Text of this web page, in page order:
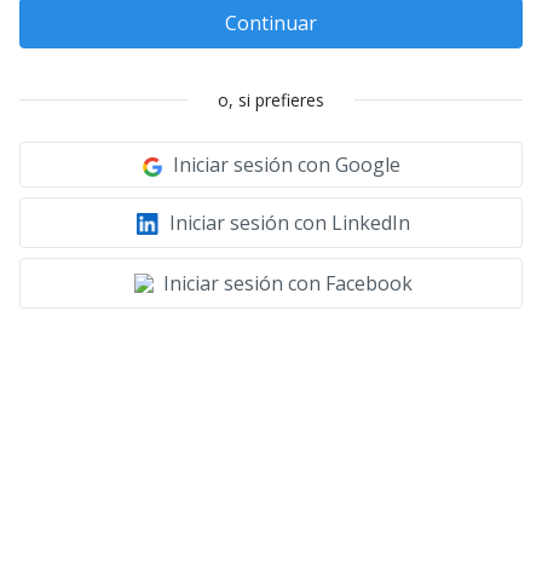
Continuar
o, si prefieres
Iniciar sesión con Google
Iniciar sesión con LinkedIn
Iniciar sesión con Facebook